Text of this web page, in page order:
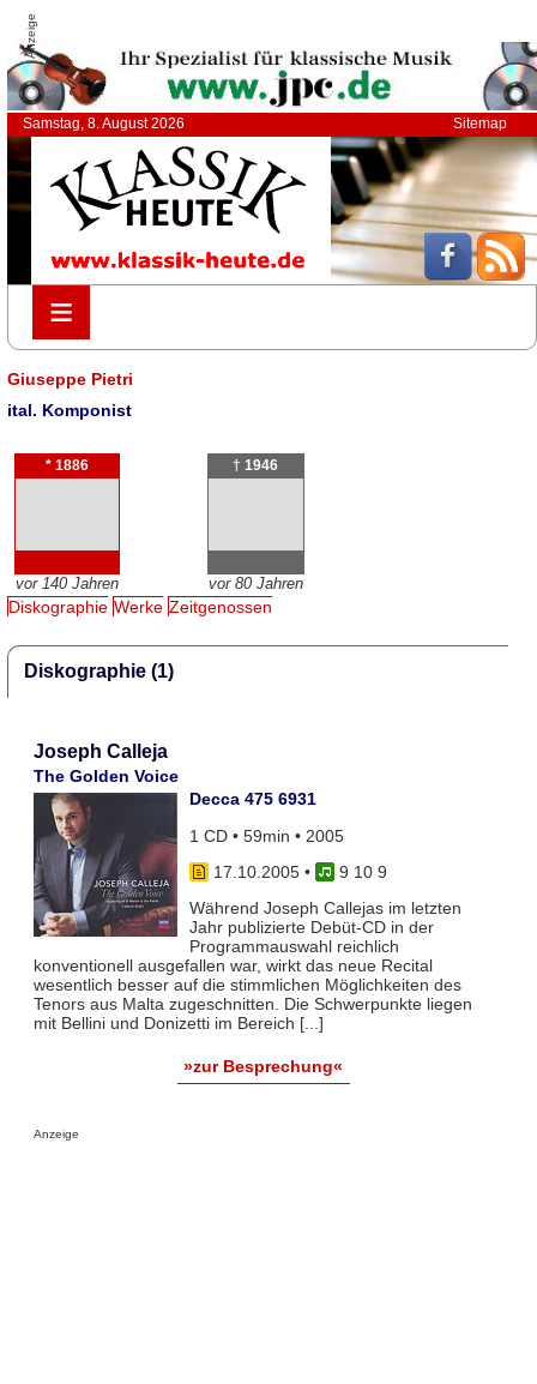
Anzeige
Samstag, 8. August 2026 Sitemap
≡
≡
Giuseppe Pietri
ital. Komponist
* 1886
vor 140 Jahren
† 1946
vor 80 Jahren
Diskographie Werke Zeitgenossen
Diskographie (1)
Joseph Calleja
The Golden Voice
Decca 475 6931
1 CD • 59min • 2005
17.10.2005•
9 10 9
Während Joseph Callejas im letzten
Jahr publizierte Debüt-CD in der
Programmauswahl reichlich
konventionell ausgefallen war, wirkt das neue Recital
wesentlich besser auf die stimmlichen Möglichkeiten des
Tenors aus Malta zugeschnitten. Die Schwerpunkte liegen
mit Bellini und Donizetti im Bereich [...]
»zur Besprechung«
Anzeige